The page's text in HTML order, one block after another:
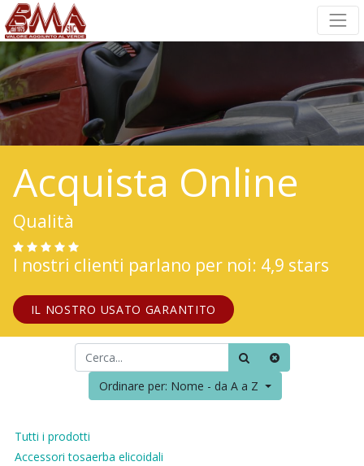
Acquista Online
Qualità
I nostri clienti parlano per noi: 4,9 stars
IL NOSTRO USATO GARANTITO
Ordinare per: Nome - da A a Z
Tutti i prodotti
Accessori tosaerba elicoidali